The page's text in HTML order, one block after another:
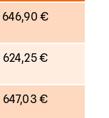
646,90 €
624,25 €
647,03 €